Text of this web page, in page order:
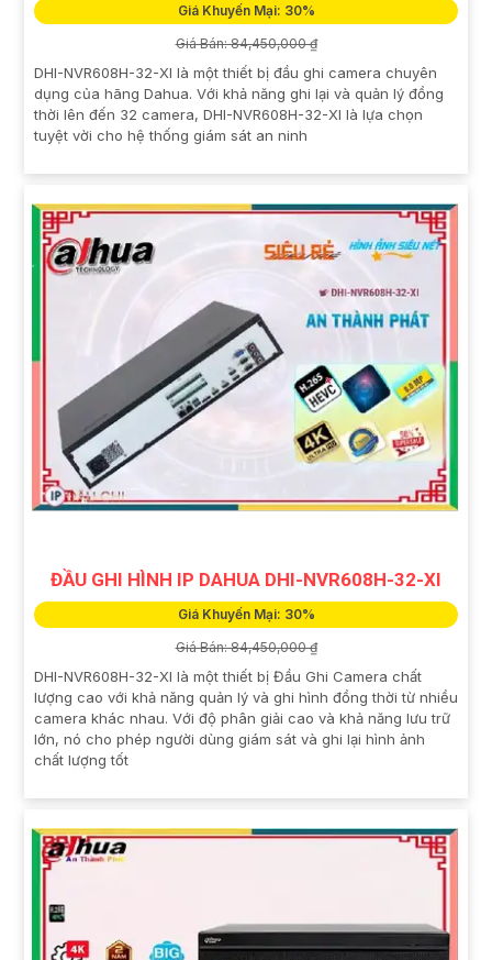
Giá Khuyến Mại: 30%
Giá Bán: 84,450,000 ₫
DHI-NVR608H-32-XI là một thiết bị đầu ghi camera chuyên
dụng của hãng Dahua. Với khả năng ghi lại và quản lý đồng
thời lên đến 32 camera, DHI-NVR608H-32-XI là lựa chọn
tuyệt vời cho hệ thống giám sát an ninh
ĐẦU GHI HÌNH IP DAHUA DHI-NVR608H-32-XI
Giá Khuyến Mại: 30%
Giá Bán: 84,450,000 ₫
DHI-NVR608H-32-XI là một thiết bị Đầu Ghi Camera chất
lượng cao với khả năng quản lý và ghi hình đồng thời từ nhiều
camera khác nhau. Với độ phân giải cao và khả năng lưu trữ
lớn, nó cho phép người dùng giám sát và ghi lại hình ảnh
chất lượng tốt